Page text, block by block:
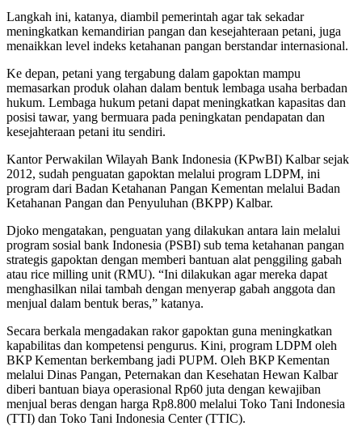
Langkah ini, katanya, diambil pemerintah agar tak sekadar
meningkatkan kemandirian pangan dan kesejahteraan petani, juga
menaikkan level indeks ketahanan pangan berstandar internasional.
Ke depan, petani yang tergabung dalam gapoktan mampu
memasarkan produk olahan dalam bentuk lembaga usaha berbadan
hukum. Lembaga hukum petani dapat meningkatkan kapasitas dan
posisi tawar, yang bermuara pada peningkatan pendapatan dan
kesejahteraan petani itu sendiri.
Kantor Perwakilan Wilayah Bank Indonesia (KPwBI) Kalbar sejak
2012, sudah penguatan gapoktan melalui program LDPM, ini
program dari Badan Ketahanan Pangan Kementan melalui Badan
Ketahanan Pangan dan Penyuluhan (BKPP) Kalbar.
Djoko mengatakan, penguatan yang dilakukan antara lain melalui
program sosial bank Indonesia (PSBI) sub tema ketahanan pangan
strategis gapoktan dengan memberi bantuan alat penggiling gabah
atau rice milling unit (RMU). “Ini dilakukan agar mereka dapat
menghasilkan nilai tambah dengan menyerap gabah anggota dan
menjual dalam bentuk beras,” katanya.
Secara berkala mengadakan rakor gapoktan guna meningkatkan
kapabilitas dan kompetensi pengurus. Kini, program LDPM oleh
BKP Kementan berkembang jadi PUPM. Oleh BKP Kementan
melalui Dinas Pangan, Peternakan dan Kesehatan Hewan Kalbar
diberi bantuan biaya operasional Rp60 juta dengan kewajiban
menjual beras dengan harga Rp8.800 melalui Toko Tani Indonesia
(TTI) dan Toko Tani Indonesia Center (TTIC).